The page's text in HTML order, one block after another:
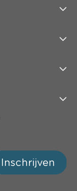
Inschrijven